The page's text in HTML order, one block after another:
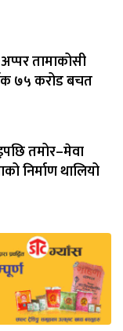
तामाकोसी
७५ करोड बचत
तमोर–मेवा
निर्माण थालियो